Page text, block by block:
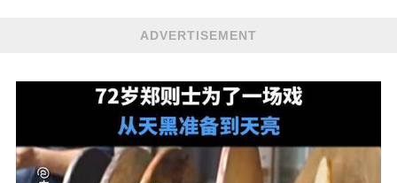
ADVERTISEMENT